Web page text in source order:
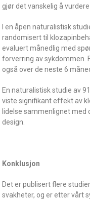
gjør det vanskelig å
I en åpen naturalistisk
randomisert til
evaluert månedlig med
forverring av sykdommen.
også over de neste 6
En naturalistisk studie av
viste signifikant effekt av
lidelse sammenlignet
design.
Konklusjon
Det er publisert flere
svakheter, og er etter vårt